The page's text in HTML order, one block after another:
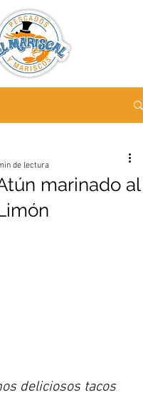
marinado al
de lectura
deliciosos tacos